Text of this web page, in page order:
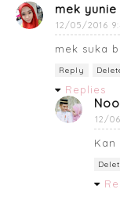
mek yunie
12/05/2016
mek suka
Reply
Replies
12/
Kan